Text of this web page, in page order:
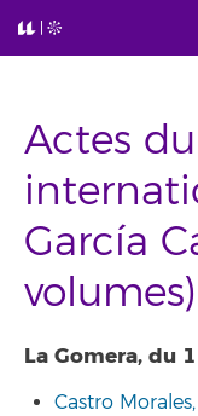
Actes
García
volumes)
La Gomera, du
Castro